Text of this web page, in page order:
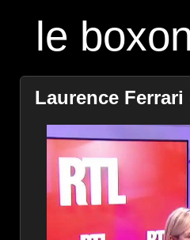
le
Laurence Ferrari